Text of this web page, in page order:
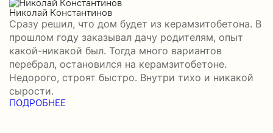
Николай Константинов
Сразу решил, что дом будет из керамзитобетона. В
прошлом году заказывал дачу родителям, опыт
какой-никакой был. Тогда много вариантов
перебрал, остановился на керамзитобетоне.
Недорого, строят быстро. Внутри тихо и никакой
сырости.
ПОДРОБНЕЕ